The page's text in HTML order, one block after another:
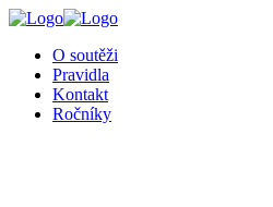
O soutěži
Pravidla
Kontakt
Ročníky